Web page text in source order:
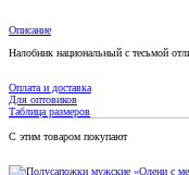
Описание
Налобник национальный с тесьмой
Оплата и доставка
Для оптовиков
Таблица размеров
С этим товаром покупают